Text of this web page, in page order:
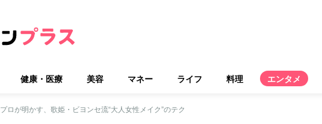
健康・医療 美容 マネー ライフ 料理 エンタメ
プロが明かす、歌姫・ビヨンセ流“大人女性メイク”のテク